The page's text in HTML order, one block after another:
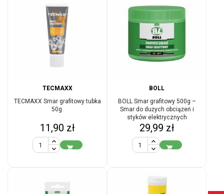
TECMAXX
TECMAXX Smar grafitowy tubka
50g.
Cena
11,90 zł

BOLL
BOLL Smar grafitowy 500g –
Smar do dużych obciążeń i
styków elektrycznych
Cena
29,99 zł
